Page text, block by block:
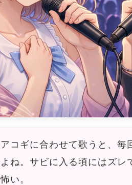
アコギに合わせて歌うと、毎
よね。サビに入る頃にはズレ
怖い。